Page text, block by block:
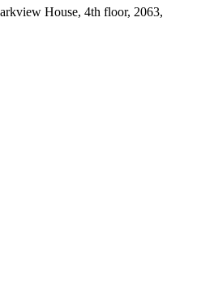
House, 4th floor, 2063,